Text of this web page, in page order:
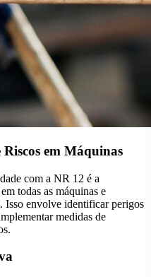
em Máquinas
com a NR 12 é a
todas as máquinas e
Isso envolve identificar perigos
medidas de